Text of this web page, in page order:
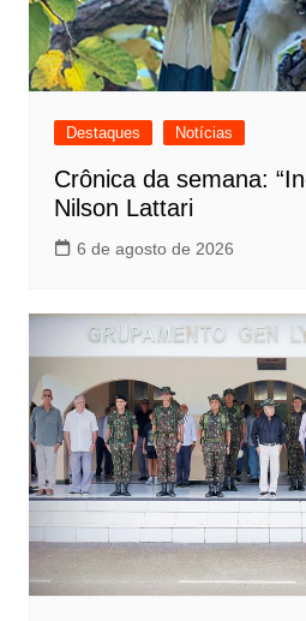
Destaques Notícias
Crônica da semana:
Nilson Lattari
6 de agosto de 2026